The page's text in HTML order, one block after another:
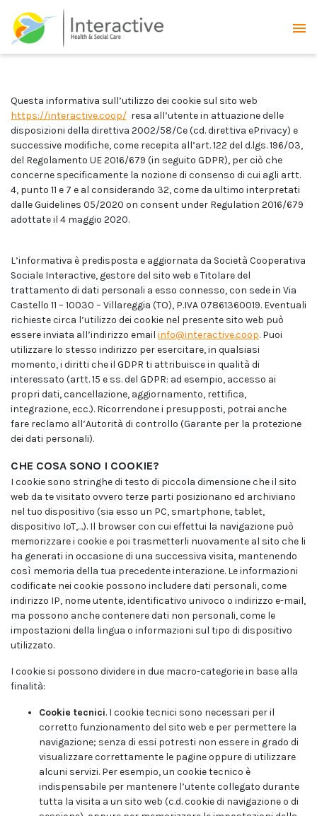
Questa informativa sull’utilizzo dei cookie sul sito web
https://interactive.coop/ resa all’utente in attuazione delle
disposizioni della direttiva 2002/58/Ce (cd. direttiva ePrivacy) e
successive modifiche, come recepita all’art. 122 del d.lgs. 196/03,
del Regolamento UE 2016/679 (in seguito GDPR), per ciò che
concerne specificamente la nozione di consenso di cui agli artt.
4, punto 11 e 7 e al considerando 32, come da ultimo interpretati
dalle Guidelines 05/2020 on consent under Regulation 2016/679
adottate il 4 maggio 2020.
L’informativa è predisposta e aggiornata da Società Cooperativa
Sociale Interactive, gestore del sito web e Titolare del
trattamento di dati personali a esso connesso, con sede in Via
Castello 11 – 10030 – Villareggia (TO), P.IVA 07861360019. Eventuali
richieste circa l’utilizzo dei cookie nel presente sito web può
essere inviata all’indirizzo email info@interactive.coop. Puoi
utilizzare lo stesso indirizzo per esercitare, in qualsiasi
momento, i diritti che il GDPR ti attribuisce in qualità di
interessato (artt. 15 e ss. del GDPR: ad esempio, accesso ai
propri dati, cancellazione, aggiornamento, rettifica,
integrazione, ecc.). Ricorrendone i presupposti, potrai anche
fare reclamo all’Autorità di controllo (Garante per la protezione
dei dati personali).
CHE COSA SONO I COOKIE?
I cookie sono stringhe di testo di piccola dimensione che il sito
web da te visitato ovvero terze parti posizionano ed archiviano
nel tuo dispositivo (sia esso un PC, smartphone, tablet,
dispositivo IoT,…). Il browser con cui effettui la navigazione può
memorizzare i cookie e poi trasmetterli nuovamente al sito che li
ha generati in occasione di una successiva visita, mantenendo
così memoria della tua precedente interazione. Le informazioni
codificate nei cookie possono includere dati personali, come
indirizzo IP, nome utente, identificativo univoco o indirizzo e-mail,
ma possono anche contenere dati non personali, come le
impostazioni della lingua o informazioni sul tipo di dispositivo
utilizzato.
I cookie si possono dividere in due macro-categorie in base alla
finalità:
Cookie tecnici. I cookie tecnici sono necessari per il
corretto funzionamento del sito web e per permettere la
navigazione; senza di essi potresti non essere in grado di
visualizzare correttamente le pagine oppure di utilizzare
alcuni servizi. Per esempio, un cookie tecnico è
indispensabile per mantenere l’utente collegato durante
tutta la visita a un sito web (c.d. cookie di navigazione o di